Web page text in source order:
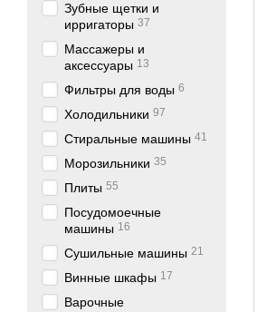
Зубные щетки и
ирригаторы 37
Массажеры и
аксессуары 13
Фильтры для воды 6
Холодильники 97
Стиральные машины 41
Морозильники 35
Плиты 55
Посудомоечные
машины 16
Сушильные машины 21
Винные шкафы 17
Варочные